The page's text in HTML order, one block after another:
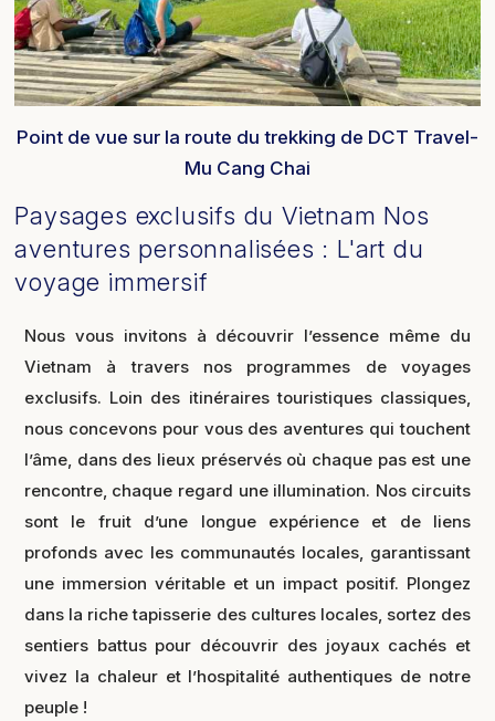
Point de vue sur la route du trekking de DCT Travel-
Mu Cang Chai
Paysages exclusifs du Vietnam Nos
aventures personnalisées : L'art du
voyage immersif
Nous vous invitons à découvrir l’essence même du
Vietnam à travers nos programmes de voyages
exclusifs. Loin des itinéraires touristiques classiques,
nous concevons pour vous des aventures qui touchent
l’âme, dans des lieux préservés où chaque pas est une
rencontre, chaque regard une illumination. Nos circuits
sont le fruit d’une longue expérience et de liens
profonds avec les communautés locales, garantissant
une immersion véritable et un impact positif. Plongez
dans la riche tapisserie des cultures locales, sortez des
sentiers battus pour découvrir des joyaux cachés et
vivez la chaleur et l’hospitalité authentiques de notre
peuple !